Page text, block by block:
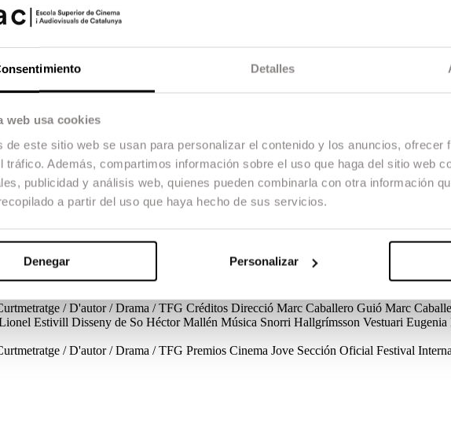
Detalles
web usa cookies
de este sitio web se usan para personalizar el contenido y los anuncios, ofrecer
tráfico. Además, compartimos información sobre el uso que haga del sitio web
publicidad y análisis web, quienes pueden combinarla con otra información
a partir del uso que haya hecho de sus servicios.
Denegar Personalizar
Drama / TFG
estat compartir amb en Carles, la seva exparella, per acabar de recollir totes les seves
vint-i-dos anys que encara no coneix la situació en la que es troba la seva germana.
en Carles.
/ D'autor / Drama / TFG Créditos Direcció Marc Caballero Guió Marc
Estivill Disseny de So Héctor Mallén Música Snorri Hallgrímsson Vestuari Eugenia
/ D'autor / Drama / TFG Premios Cinema Jove Sección Oficial Festival